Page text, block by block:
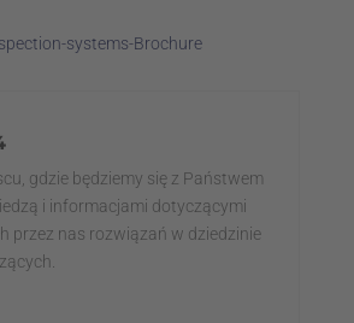
systems-Brochure
gdzie będziemy się z Państwem
i informacjami dotyczącymi
przez nas rozwiązań w dziedzinie